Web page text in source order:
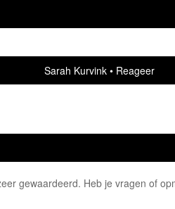
Sarah Kurvink
Reageer
gewaardeerd. Heb je vragen of